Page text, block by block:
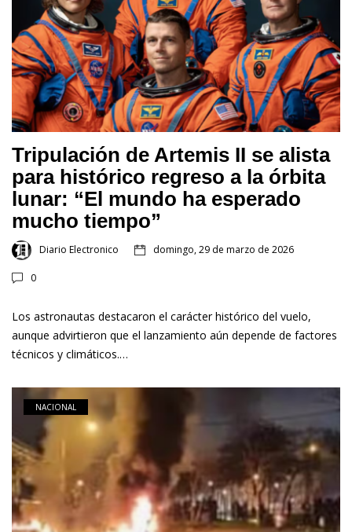
Tripulación de Artemis II se alista
para histórico regreso a la órbita
lunar: “El mundo ha esperado
mucho tiempo”
Diario Electronico domingo, 29 de marzo de 2026
0
Los astronautas destacaron el carácter histórico del vuelo,
aunque advirtieron que el lanzamiento aún depende de factores
técnicos y climáticos.…
NACIONAL